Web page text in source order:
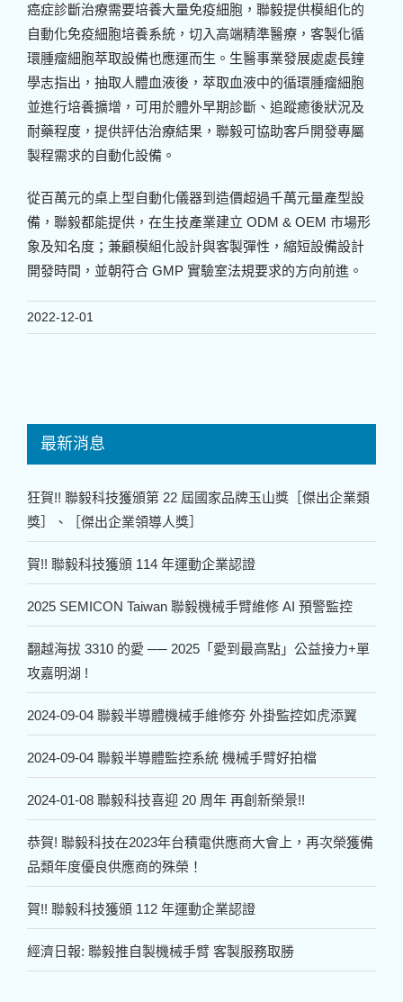
癌症診斷治療需要培養大量免疫細胞，聯毅提供模組化的
自動化免疫細胞培養系統，切入高端精準醫療，客製化循
環腫瘤細胞萃取設備也應運而生。生醫事業發展處處長鐘
學志指出，抽取人體血液後，萃取血液中的循環腫瘤細胞
並進行培養擴增，可用於體外早期診斷、追蹤癒後狀況及
耐藥程度，提供評估治療結果，聯毅可協助客戶開發專屬
製程需求的自動化設備。
從百萬元的桌上型自動化儀器到造價超過千萬元量產型設
備，聯毅都能提供，在生技產業建立 ODM & OEM 市場形
象及知名度；兼顧模組化設計與客製彈性，縮短設備設計
開發時間，並朝符合 GMP 實驗室法規要求的方向前進。
2022-12-01
最新消息
狂賀!! 聯毅科技獲頒第 22 屆國家品牌玉山獎［傑出企業類
獎］、［傑出企業領導人獎］
賀!! 聯毅科技獲頒 114 年運動企業認證
2025 SEMICON Taiwan 聯毅機械手臂維修 AI 預警監控
翻越海拔 3310 的愛 ── 2025「愛到最高點」公益接力+單
攻嘉明湖 !
2024-09-04 聯毅半導體機械手維修夯 外掛監控如虎添翼
2024-09-04 聯毅半導體監控系統 機械手臂好拍檔
2024-01-08 聯毅科技喜迎 20 周年 再創新榮景!!
恭賀! 聯毅科技在2023年台積電供應商大會上，再次榮獲備
品類年度優良供應商的殊榮！
賀!! 聯毅科技獲頒 112 年運動企業認證
經濟日報: 聯毅推自製機械手臂 客製服務取勝